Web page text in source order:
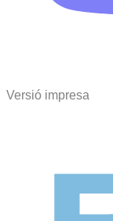
Versió impresa